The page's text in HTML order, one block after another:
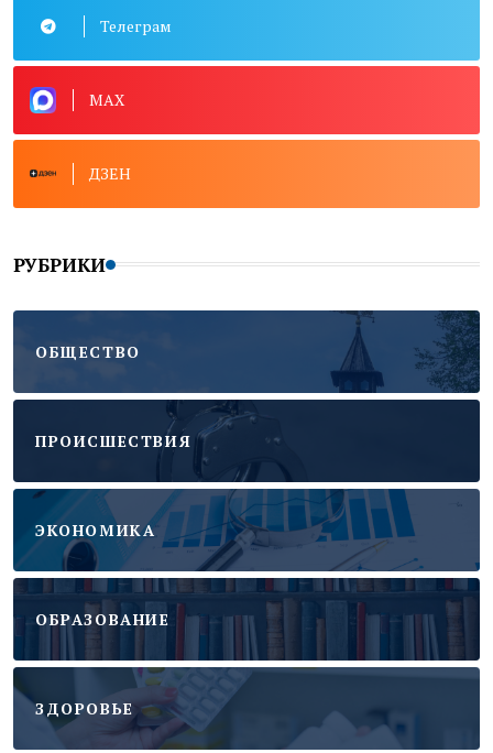
Телеграм
MAX
ДЗЕН
РУБРИКИ
ОБЩЕСТВО
ПРОИСШЕСТВИЯ
ЭКОНОМИКА
ОБРАЗОВАНИЕ
ЗДОРОВЬЕ